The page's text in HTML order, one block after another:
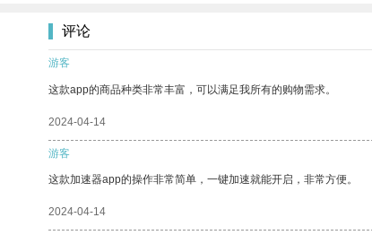
评论
游客
这款app的商品种类非常丰富，可以满足我所有的购物需求。
2024-04-14
游客
这款加速器app的操作非常简单，一键加速就能开启，非常方便。
2024-04-14